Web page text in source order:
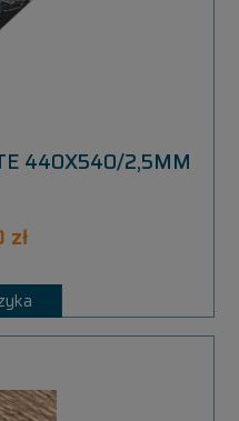
440X540/2,5MM
zł